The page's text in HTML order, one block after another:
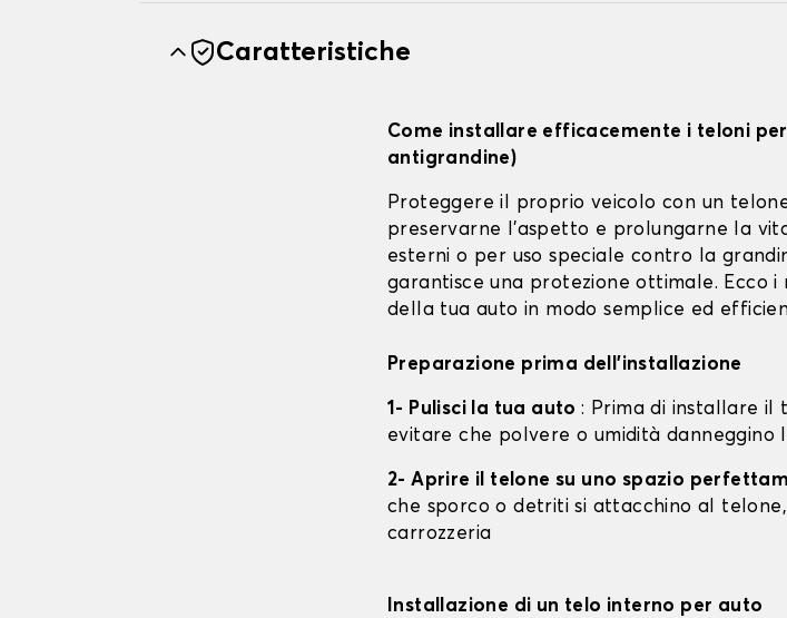
Caratteristiche
Come installare efficacemente i teloni
antigrandine)
Proteggere il proprio veicolo con un
preservarne l'aspetto e prolungarne la
esterni o per uso speciale contro la
garantisce una protezione ottimale. Ecco
della tua auto in modo semplice ed
Preparazione prima dell'installazione
1- Pulisci la tua auto: Prima di installare il
evitare che polvere o umidità danneggino
2- Aprire il telone su uno spazio
che sporco o detriti si attacchino al
carrozzeria
Installazione di un telo interno per auto